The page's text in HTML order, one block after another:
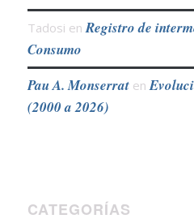
Tadosi enRegistro de
Consumo
Pau A. Monserraten
(2000 a 2026)
CATEGORÍAS